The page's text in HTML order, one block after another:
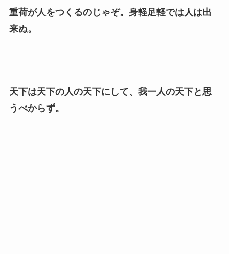
重荷が人をつくるのじゃぞ。身軽足軽では人は出
来ぬ。
天下は天下の人の天下にして、我一人の天下と思
うべからず。